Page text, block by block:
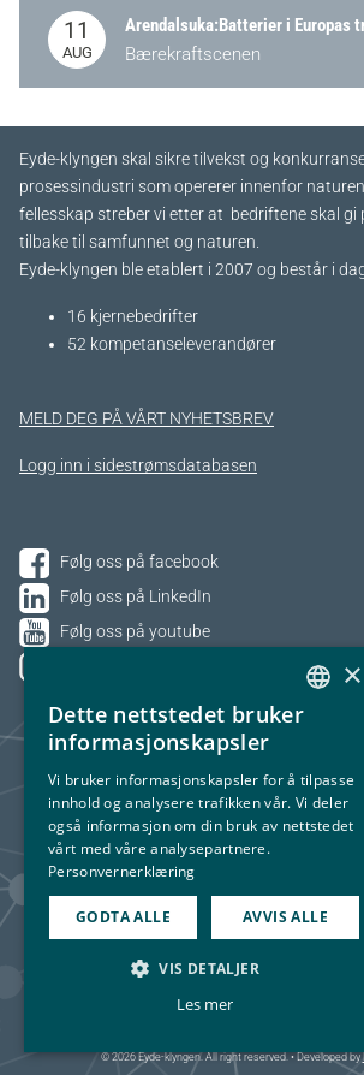
11
AUG
Bærekraftscenen
Eyde-klyngen skal sikre tilvekst og
prosessindustri som opererer innenfor
fellesskap streber vi etter at bedriftene skal gi
tilbake til samfunnet og naturen.
Eyde-klyngen ble etablert i 2007 og består i
16 kjernebedrifter​
52 kompetanseleverandører
MELD DEG PÅ VÅRT NYHETSBREV
Logg inn i sidestrømsdatabasen
Følg oss på facebook
Følg oss på LinkedIn
Følg oss på youtube
© 2026 Eyde-klyngen. All right reserved. • Developed by
NORWEGIAN
×
Dette nettstedet bruker
informasjonskapsler
Vi bruker informasjonskapsler for å tilpasse
innhold og analysere trafikken vår. Vi deler
også informasjon om din bruk av nettstedet
vårt med våre analysepartnere.
Personvernerklæring
GODTA ALLE AVVIS ALLE
VIS DETALJER
Les mer